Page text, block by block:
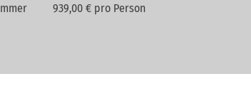
939,00 € pro Person